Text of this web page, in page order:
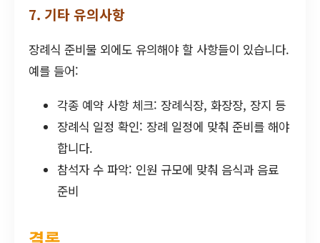
7. 기타 유의사항
장례식 준비물 외에도 유의해야 할 사항들이 있습니다.
예를 들어:
각종 예약 사항 체크: 장례식장, 화장장, 장지 등
장례식 일정 확인: 장례 일정에 맞춰 준비를 해야
합니다.
참석자 수 파악: 인원 규모에 맞춰 음식과 음료
준비